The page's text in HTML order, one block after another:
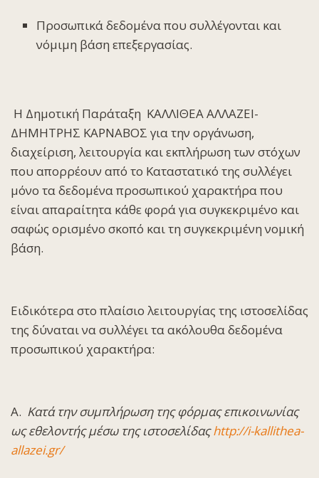
Προσωπικά δεδομένα που συλλέγονται και
νόμιμη βάση επεξεργασίας.
Η Δημοτική Παράταξη ΚΑΛΛΙΘΕΑ ΑΛΛΑΖΕΙ-
ΔΗΜΗΤΡΗΣ ΚΑΡΝΑΒΟΣ για την οργάνωση,
διαχείριση, λειτουργία και εκπλήρωση των στόχων
που απορρέουν από το Καταστατικό της συλλέγει
μόνο τα δεδομένα προσωπικού χαρακτήρα που
είναι απαραίτητα κάθε φορά για συγκεκριμένο και
σαφώς ορισμένο σκοπό και τη συγκεκριμένη νομική
βάση.
Ειδικότερα στο πλαίσιο λειτουργίας της ιστοσελίδας
της δύναται να συλλέγει τα ακόλουθα δεδομένα
προσωπικού χαρακτήρα:
Α. Κατά την συμπλήρωση της φόρμας επικοινωνίας
ως εθελοντής μέσω της ιστοσελίδαςhttp://i-kallithea-
allazei.gr/